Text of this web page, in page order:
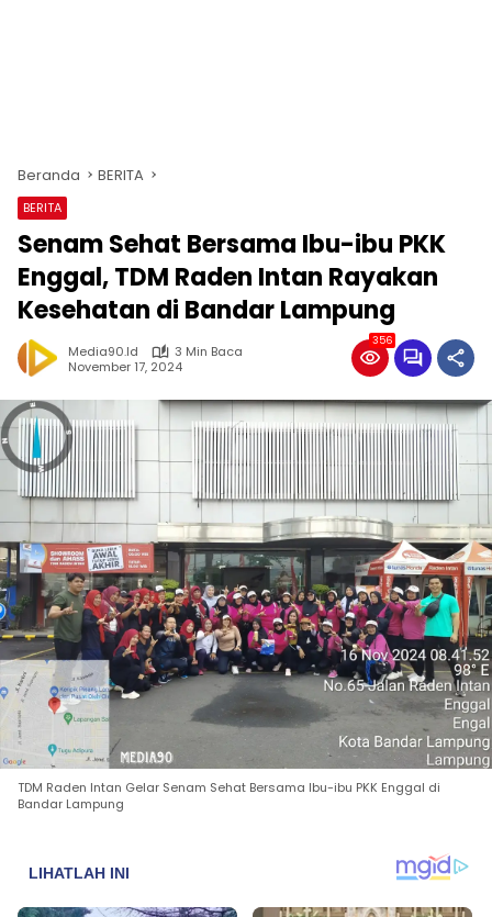
Beranda BERITA
BERITA
Senam Sehat Bersama Ibu-ibu PKK
Enggal, TDM Raden Intan Rayakan
Kesehatan di Bandar Lampung
Media90.id
3 Min Baca
November 17, 2024
356
TDM Raden Intan Gelar Senam Sehat Bersama Ibu-ibu PKK Enggal di
Bandar Lampung